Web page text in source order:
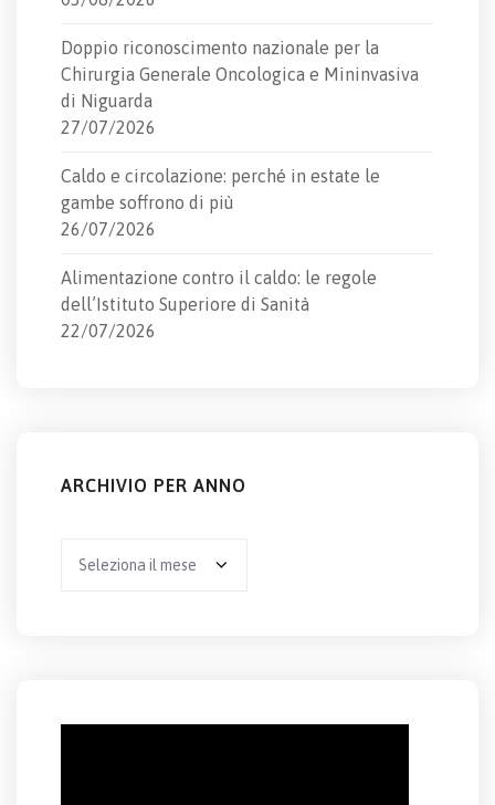
Doppio riconoscimento nazionale per la
Chirurgia Generale Oncologica e Mininvasiva
di Niguarda
27/07/2026
Caldo e circolazione: perché in estate le
gambe soffrono di più
26/07/2026
Alimentazione contro il caldo: le regole
dell’Istituto Superiore di Sanità
22/07/2026
ARCHIVIO PER ANNO